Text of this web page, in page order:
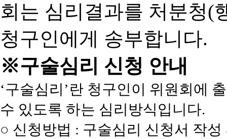
회는 심리결과를 처분청(
청구인에게 송부합니다.
※구술심리 신청 안내
‘구술심리’란 청구인이 위원회에
수 있도록 하는 심리방식입니다.
○ 신청방법 : 구술심리 신청서 작